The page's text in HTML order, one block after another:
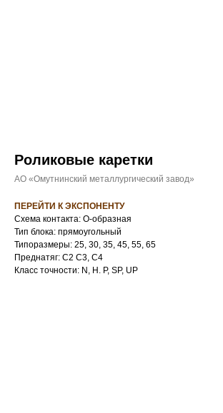
Роликовые каретки
АО «Омутнинский металлургический завод»
ПЕРЕЙТИ К ЭКСПОНЕНТУ
Схема контакта: O-образная
Тип блока: прямоугольный
Типоразмеры: 25, 30, 35, 45, 55, 65
Преднатяг: C2 C3, С4
Класс точности: N, H. P, SP, UP